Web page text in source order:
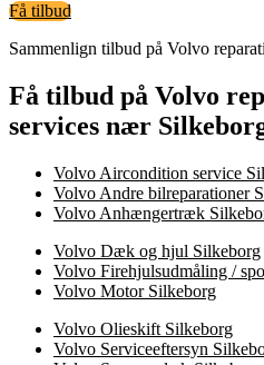
Få tilbud
Sammenlign tilbud på Volvo
Få tilbud på Volvo
services nær
Volvo Aircondition service
Volvo Andre bilreparationer
Volvo Anhængertræk
Volvo Dæk og hjul Silkeborg
Volvo Firehjulsudmåling /
Volvo Motor Silkeborg
Volvo Olieskift Silkeborg
Volvo Serviceeftersyn